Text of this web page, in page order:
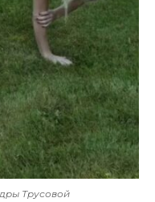
Трусовой